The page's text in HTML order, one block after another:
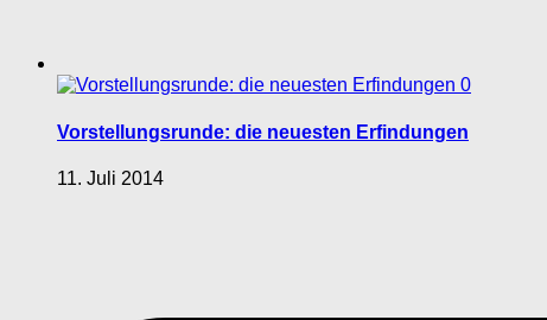
0
Vorstellungsrunde: die neuesten Erfindungen
11. Juli 2014